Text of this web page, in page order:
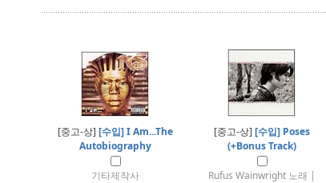
[중고-상] [수입] I Am...The
Autobiography
기타제작사
[중고-상] [수입] Poses
(+Bonus Track)
Rufus Wainwright 노래 |